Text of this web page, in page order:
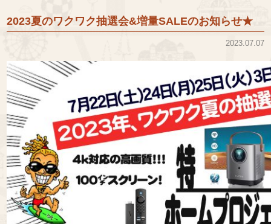
2023夏のワクワク抽選会&増量SALEのお知らせ★
2023.07.07